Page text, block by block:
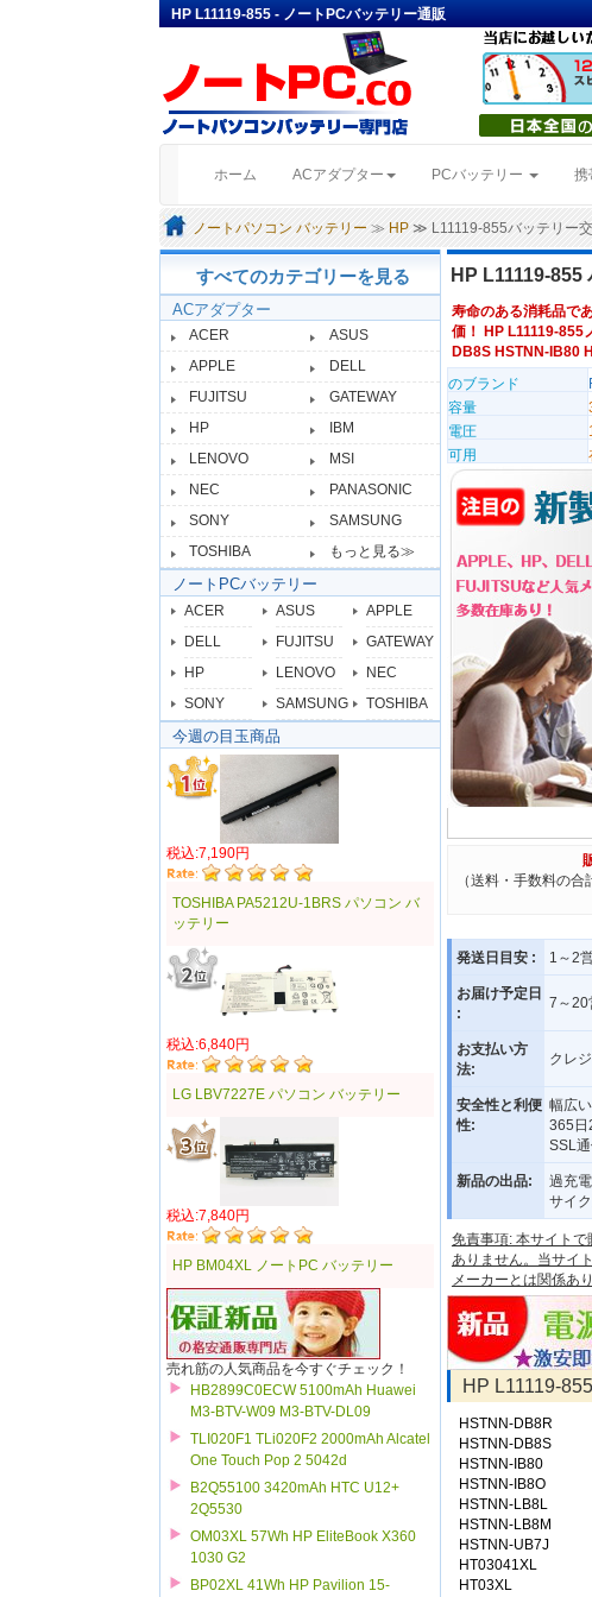
HP L11119-855 - ノートPCバッテリー通販
ホーム (current)ACアダプター PCバッテリー 携
ノートパソコン バッテリー ≫ HP ≫ L11119-855バッテリー
すべてのカテゴリーを見る
ACアダプター
ACER
ASUS
APPLE
DELL
FUJITSU
GATEWAY
HP
IBM
LENOVO
MSI
NEC
PANASONIC
SONY
SAMSUNG
TOSHIBA
もっと見る≫
ノートPCバッテリー
ACER ASUS
APPLE
DELL
FUJITSU
GATEWAY
HP
LENOVO
NEC
SONY
SAMSUNG TOSHIBA
今週の目玉商品
税込:7,190円
TOSHIBA PA5212U-1BRS パソコン バ
ッテリー
税込:6,840円
LG LBV7227E パソコン バッテリー
税込:7,840円
HP BM04XL ノートPC バッテリー
売れ筋の人気商品を今すぐチェック！
HB2899C0ECW 5100mAh Huawei
M3-BTV-W09 M3-BTV-DL09
TLI020F1 TLi020F2 2000mAh Alcatel
One Touch Pop 2 5042d
B2Q55100 3420mAh HTC U12+
2Q5530
OM03XL 57Wh HP EliteBook X360
1030 G2
BP02XL 41Wh HP Pavilion 15-
HP L11119-855
寿命のある消耗品で
価！ HP L11119-855
DB8S HSTNN-IB80
のブランド
容量
電圧
可用
（送料・手数料の
発送日目安 : 1～2
お届け予定日
:
7～20
お支払い方
法:
クレ
安全性と利便
性:
幅広
365日
SSL
新品の出品:
過充
サイ
免責事項: 本サイト
ありません。当サイ
メーカーとは関係あ
HP L11119-
HSTNN-DB8R
HSTNN-DB8S
HSTNN-IB80
HSTNN-IB8O
HSTNN-LB8L
HSTNN-LB8M
HSTNN-UB7J
HT03041XL
HT03XL